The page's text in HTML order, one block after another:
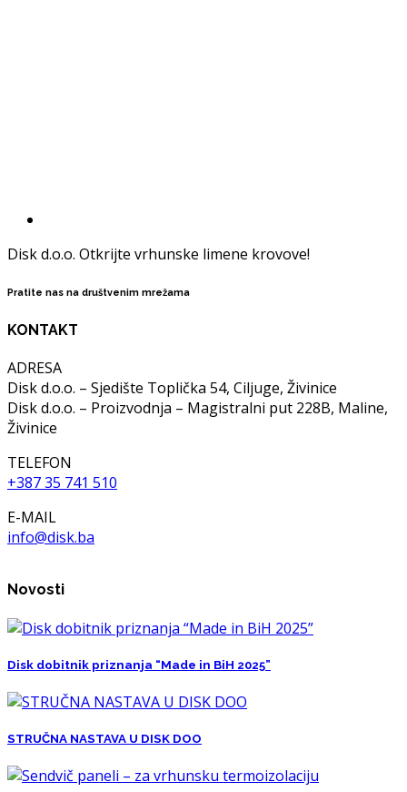
Disk d.o.o. Otkrijte vrhunske limene krovove!
Pratite nas na društvenim mrežama
KONTAKT
ADRESA
Disk d.o.o. – Sjedište Toplička 54, Ciljuge, Živinice
Disk d.o.o. – Proizvodnja – Magistralni put 228B, Maline,
Živinice
TELEFON
+387 35 741 510
E-MAIL
info@disk.ba
Novosti
Disk dobitnik priznanja “Made in BiH 2025”
STRUČNA NASTAVA U DISK DOO